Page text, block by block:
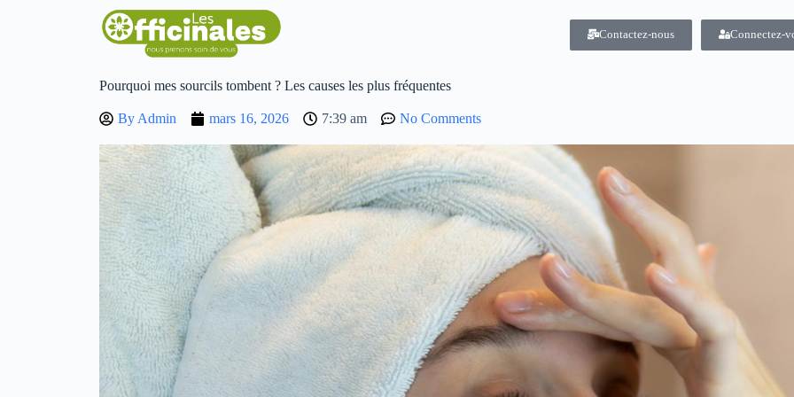
Contactez-nous Connectez-
Pourquoi mes sourcils tombent ? Les causes les plus fréquentes
By Admin mars 16, 2026 7:39 am No Comments